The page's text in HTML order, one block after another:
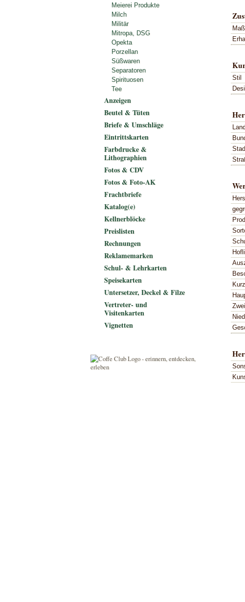
Stil
Land
Meierei Produkte
Milch
Militär
Mitropa, DSG
Opekta
Porzellan
Süßwaren
Separatoren
Spirituosen
Tee
Anzeigen
Beutel & Tüten
Briefe & Umschläge
Eintrittskarten
Farbdrucke &
Lithographien
Fotos & CDV
Fotos & Foto-AK
Frachtbriefe
Katalog(e)
Kellnerblöcke
Preislisten
Rechnungen
Reklamemarken
Schul- & Lehrkarten
Speisekarten
Untersetzer, Deckel & Filze
Vertreter- und
Visitenkarten
Vignetten